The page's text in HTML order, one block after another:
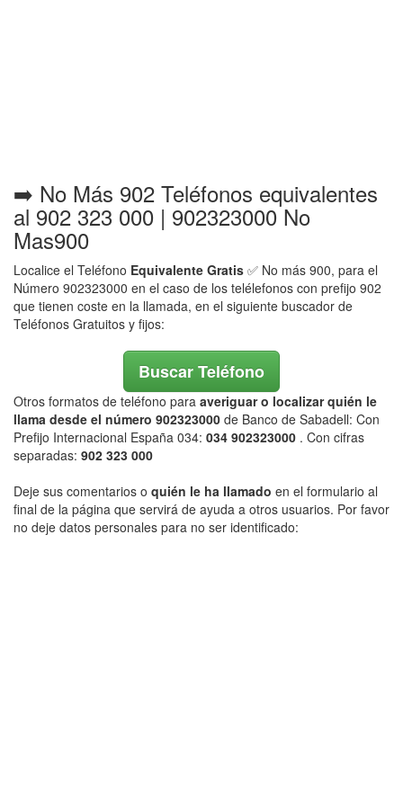
➡️ No Más 902 Teléfonos equivalentes
al 902 323 000 | 902323000 No
Mas900
Localice el Teléfono Equivalente Gratis ✅ No más 900, para el
Número 902323000 en el caso de los telélefonos con prefijo 902
que tienen coste en la llamada, en el siguiente buscador de
Teléfonos Gratuitos y fijos:
Buscar Teléfono
Otros formatos de teléfono para averiguar o localizar quién le
llama desde el número 902323000 de Banco de Sabadell: Con
Prefijo Internacional España 034: 034 902323000 . Con cifras
separadas: 902 323 000
Deje sus comentarios o quién le ha llamado en el formulario al
final de la página que servirá de ayuda a otros usuarios. Por favor
no deje datos personales para no ser identificado: